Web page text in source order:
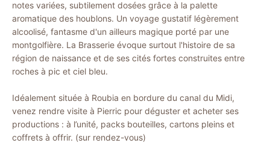
notes variées, subtilement dosées grâce à la palette
aromatique des houblons. Un voyage gustatif légèrement
alcoolisé, fantasme d'un ailleurs magique porté par une
montgolfière. La Brasserie évoque surtout l'histoire de sa
région de naissance et de ses cités fortes construites entre
roches à pic et ciel bleu.
Idéalement située à Roubia en bordure du canal du Midi,
venez rendre visite à Pierric pour déguster et acheter ses
productions : à l’unité, packs bouteilles, cartons pleins et
coffrets à offrir. (sur rendez-vous)